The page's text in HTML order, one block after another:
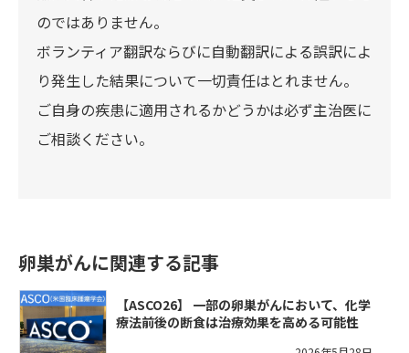
のではありません。
ボランティア翻訳ならびに自動翻訳による誤訳によ
り発生した結果について一切責任はとれません。
ご自身の疾患に適用されるかどうかは必ず主治医に
ご相談ください。
卵巣がんに関連する記事
【ASCO26】 一部の卵巣がんにおいて、化学
療法前後の断食は治療効果を高める可能性